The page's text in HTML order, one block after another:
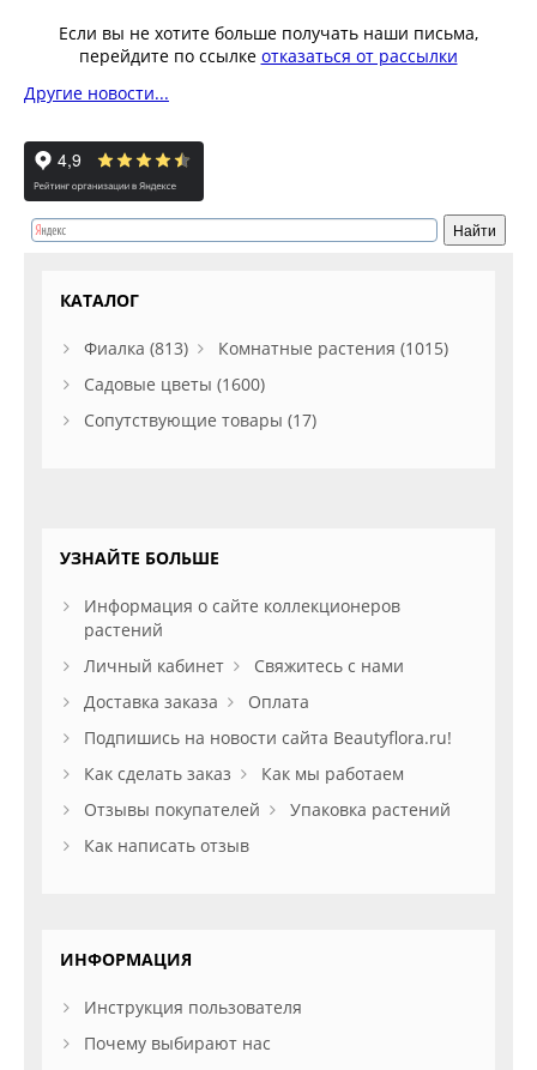
Если вы не хотите больше получать наши письма,
перейдите по ссылке отказаться от рассылки
Другие новости...
КАТАЛОГ
Фиалка (813)
Комнатные растения (1015)
Садовые цветы (1600)
Сопутствующие товары (17)
УЗНАЙТЕ БОЛЬШЕ
Информация о сайте коллекционеров
растений
Личный кабинет
Свяжитесь с нами
Доставка заказа
Оплата
Подпишись на новости сайта Beautyflora.ru!
Как сделать заказ
Как мы работаем
Отзывы покупателей
Упаковка растений
Как написать отзыв
ИНФОРМАЦИЯ
Инструкция пользователя
Почему выбирают нас